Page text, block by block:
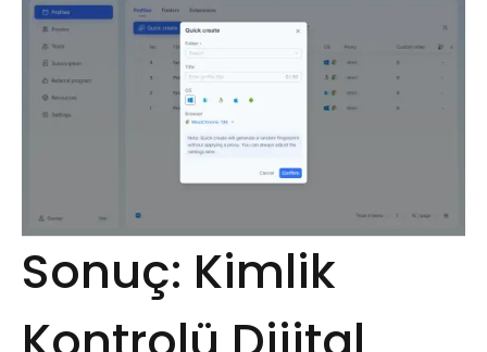
Sonuç: Kimlik